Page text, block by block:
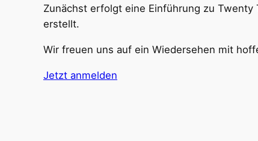
Zunächst erfolgt eine Einführung zu
erstellt.
Wir freuen uns auf ein Wiedersehen mit
Jetzt anmelden